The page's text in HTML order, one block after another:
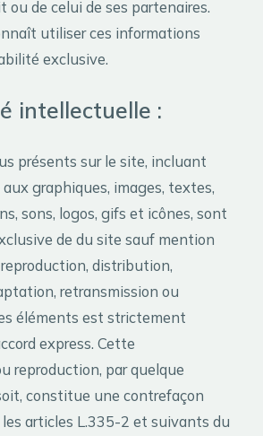
ou de celui de ses partenaires.
utiliser ces informations
exclusive.
intellectuelle :
présents sur le site, incluant
graphiques, images, textes,
sons, logos, gifs et icônes, sont
de du site sauf mention
distribution,
retransmission ou
éléments est strictement
express. Cette
reproduction, par quelque
constitue une contrefaçon
articles L.335-2 et suivants du